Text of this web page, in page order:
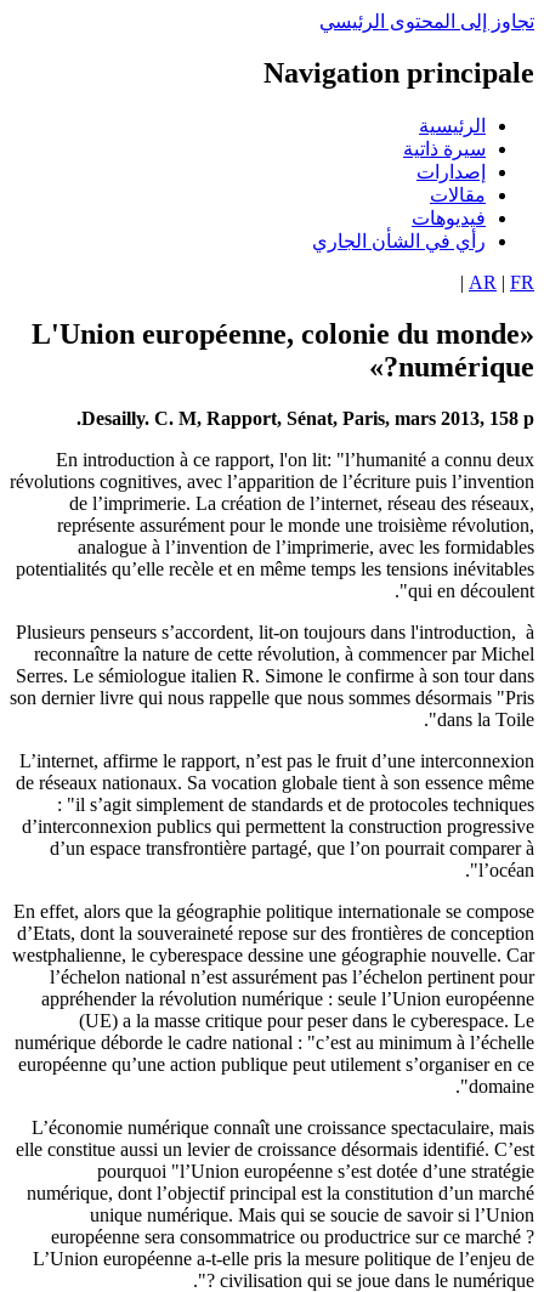
إلى المحتوى الرئيسي
Navigation
الرئيسية
سيرة ذاتية
إصدارات
مقالات
فيديوهات
رأي في الشأن الجاري
AR|
|
«L'Union européenne, colonie du
Desailly. C. M, Rapport, Sénat, Paris, mars 2013,
En introduction à ce rapport, l'on lit: "l’humanité a connu
révolutions cognitives, avec l’apparition de l’écriture puis
de l’imprimerie. La création de l’internet, réseau des
représente assurément pour le monde une troisième
analogue à l’invention de l’imprimerie, avec les
potentialités qu’elle recèle et en même temps les tensions
qui en
Plusieurs penseurs s’accordent, lit-on toujours dans
reconnaître la nature de cette révolution, à commencer par
Serres. Le sémiologue italien R. Simone le confirme à son tour
son dernier livre qui nous rappelle que nous sommes désormais
dans la
L’internet, affirme le rapport, n’est pas le fruit d’une
de réseaux nationaux. Sa vocation globale tient à son essence
: "il s’agit simplement de standards et de protocoles
d’interconnexion publics qui permettent la construction
d’un espace transfrontière partagé, que l’on pourrait
En effet, alors que la géographie politique internationale se
d’Etats, dont la souveraineté repose sur des frontières de
westphalienne, le cyberespace dessine une géographie nouvelle.
l’échelon national n’est assurément pas l’échelon pertinent
appréhender la révolution numérique : seule l’Union
(UE) a la masse critique pour peser dans le cyberespace.
numérique déborde le cadre national : "c’est au minimum à
européenne qu’une action publique peut utilement s’organiser en
L’économie numérique connaît une croissance spectaculaire,
elle constitue aussi un levier de croissance désormais identifié.
pourquoi "l’Union européenne s’est dotée d’une
numérique, dont l’objectif principal est la constitution d’un
unique numérique. Mais qui se soucie de savoir si
européenne sera consommatrice ou productrice sur ce
L’Union européenne a-t-elle pris la mesure politique de l’enjeu
civilisation qui se joue dans le numérique